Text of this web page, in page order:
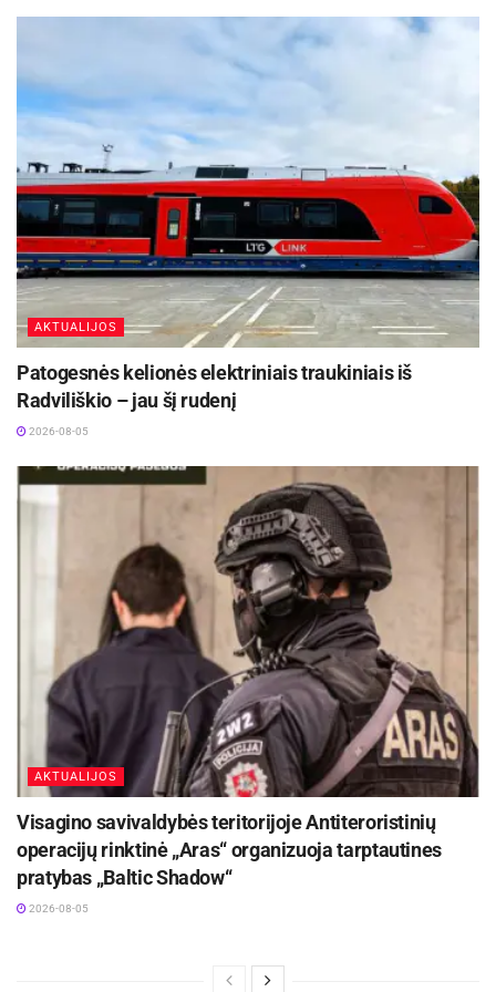
AKTUALIJOS
Patogesnės kelionės elektriniais traukiniais iš
Radviliškio – jau šį rudenį
2026-08-05
AKTUALIJOS
Visagino savivaldybės teritorijoje Antiteroristinių
operacijų rinktinė „Aras“ organizuoja tarptautines
pratybas „Baltic Shadow“
2026-08-05